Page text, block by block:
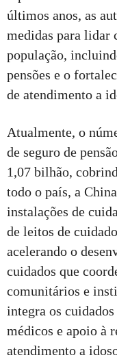
últimos anos, as
medidas para lidar
população,
pensões e o
de atendimento a
Atualmente, o
de seguro de
1,07 bilhão,
todo o país, a
instalações de
de leitos de
acelerando o
cuidados que
comunitários e
integra os
médicos e apoio à
atendimento a